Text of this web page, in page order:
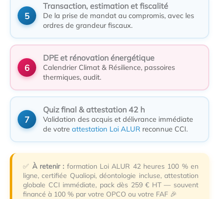
Transaction, estimation et fiscalité
De la prise de mandat au compromis, avec les
ordres de grandeur fiscaux.
DPE et rénovation énergétique
Calendrier Climat & Résilience, passoires
thermiques, audit.
Quiz final & attestation 42 h
Validation des acquis et délivrance immédiate
de votre attestation Loi ALUR reconnue CCI.
✅ À retenir : formation Loi ALUR 42 heures 100 % en
ligne, certifiée Qualiopi, déontologie incluse, attestation
globale CCI immédiate, pack dès 259 € HT — souvent
financé à 100 % par votre OPCO ou votre FAF 🎉